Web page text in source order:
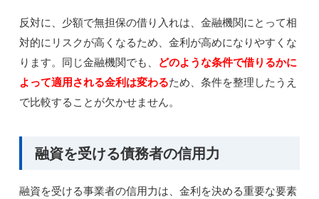
反対に、少額で無担保の借り入れは、金融機関にとって相
対的にリスクが高くなるため、金利が高めになりやすくな
ります。同じ金融機関でも、 どのような条件で借りるかに
よって適用される金利は変わるため、条件を整理したうえ
で比較することが欠かせません。
融資を受ける債務者の信用力
融資を受ける事業者の信用力は、金利を決める重要な要素